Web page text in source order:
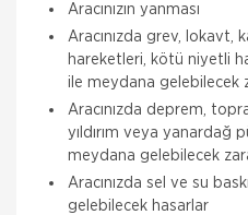
Aracınızın yanması
Aracınızda grev, lokavt,
hareketleri, kötü niyetli
ile meydana gelebilecek
Aracınızda deprem,
yıldırım veya yanardağ
meydana gelebilecek
Aracınızda sel ve su
gelebilecek hasarlar